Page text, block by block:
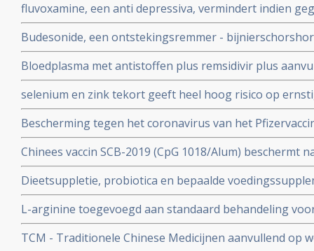
fluvoxamine, een anti depressiva, vermindert indien
het risico op overlijden met 90 procent door COVID-19
met de ziekte om intensieve medische zorg te krijgen
Budesonide, een ontstekingsremmer -
astmapatienten, blijkt gebruikt als neusspray effectief
coronavirus - Covid-19
Bloedplasma met antistoffen plus remsidivir plus
en aspirine moet president Donald Trump redden van
selenium en zink tekort geeft heel hoog risico op
aan het coronavirus - Covid-19. Blijkt uit nieuw
Bescherming tegen het coronavirus van het
minder. Na 5 maanden is slechts nog 47 procent
Chinees vaccin SCB-2019 (CpG 1018/Alum) beschermt
ziekenhuisopname en overlijden bij alle bekende
Covid-19 blijkt uit SPECTRA fase III studie
Dieetsuppletie, probiotica en bepaalde
of als aanvullende of alleenstaande behandeling van
coronavirus - SARS-CoV-2 - geeft interessante
studies
L-arginine toegevoegd aan standaard behandeling
ernstige ziekte door coronavirus - Covid-19 verbetert
ziekenhuisverblijf met
TCM - Traditionele Chinese Medicijnen aanvullend op